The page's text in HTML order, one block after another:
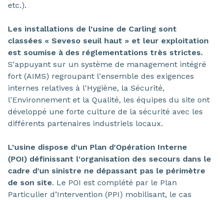
etc.).
Les installations de l’usine de Carling sont
classées « Seveso seuil haut » et leur exploitation
est soumise à des réglementations très strictes.
S'appuyant sur un système de management intégré
fort (AIMS) regroupant l'ensemble des exigences
internes relatives à l'Hygiène, la Sécurité,
l'Environnement et la Qualité, les équipes du site ont
développé une forte culture de la sécurité avec les
différents partenaires industriels locaux.
L’usine dispose d'un Plan d'Opération Interne
(POI) définissant l'organisation des secours dans le
cadre d'un sinistre ne dépassant pas le périmètre
de son site. Le POI est complété par le Plan
Particulier d’Intervention (PPI) mobilisant, le cas